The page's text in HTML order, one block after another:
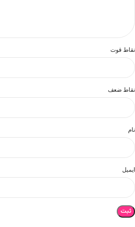
نقاط قوت
نقاط ضعف
نام
ایمیل